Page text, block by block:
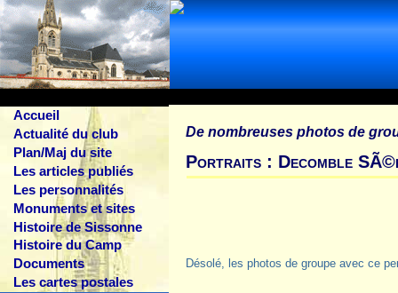
Accueil
Actualité du club
Plan/Maj du site
Les articles publiés
Les personnalités
Monuments et sites
Histoire de Sissonne
Histoire du Camp
Documents
Les cartes postales
De nombreuses photos de
Portraits : Decomble
Désolé, les photos de groupe avec ce